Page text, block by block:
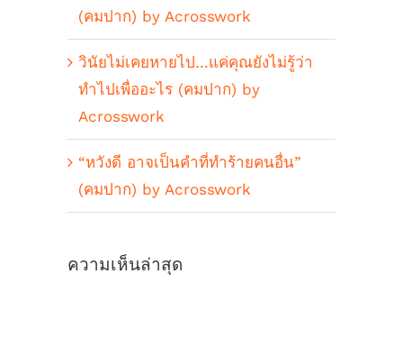
(คมปาก) by Acrosswork
วินัยไม่เคยหายไป…แค่คุณยังไม่รู้ว่า
ทำไปเพื่ออะไร (คมปาก) by
Acrosswork
“หวังดี อาจเป็นคำที่ทำร้ายคนอื่น”
(คมปาก) by Acrosswork
ความเห็นล่าสุด